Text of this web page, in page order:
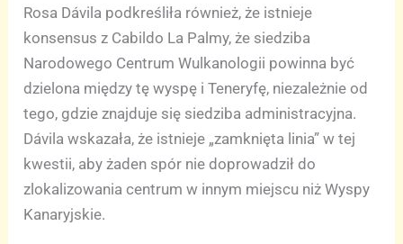
Rosa Dávila podkreśliła również, że istnieje
konsensus z Cabildo La Palmy, że siedziba
Narodowego Centrum Wulkanologii powinna być
dzielona między tę wyspę i Teneryfę, niezależnie od
tego, gdzie znajduje się siedziba administracyjna.
Dávila wskazała, że istnieje „zamknięta linia” w tej
kwestii, aby żaden spór nie doprowadził do
zlokalizowania centrum w innym miejscu niż Wyspy
Kanaryjskie.